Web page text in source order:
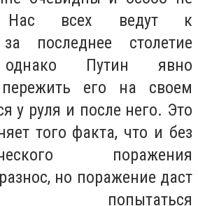
Нас всех ведут к
последнее столетие
однако Путин явно
пережить его на своем
у руля и после него. Это
того факта, что и без
поражения
но поражение даст
попытаться